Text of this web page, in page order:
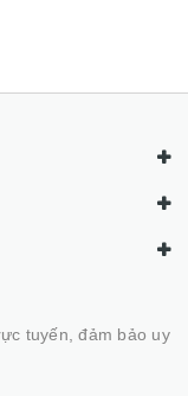
tuyến, đảm bảo uy